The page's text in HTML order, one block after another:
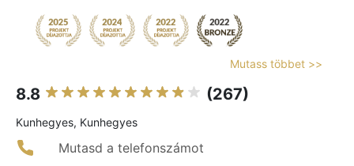
Mutass többet >>
8.8 (267)
Kunhegyes, Kunhegyes
Mutasd a telefonszámot